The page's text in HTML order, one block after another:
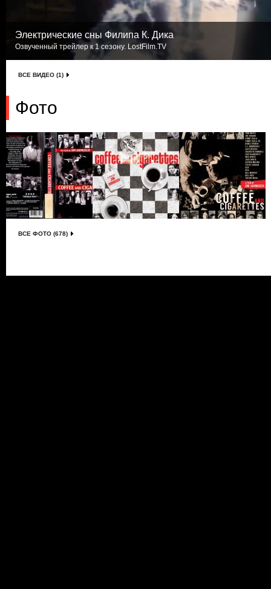
Электрические сны Филипа К. Дика
Озвученный трейлер к 1 сезону. LostFilm.TV
ВСЕ ВИДЕО (1)
Фото
ВСЕ ФОТО (678)